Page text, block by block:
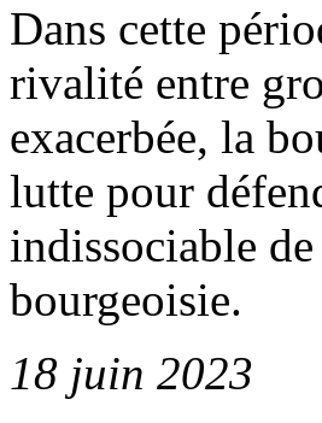
Dans cette
rivalité entre
exacerbée, la
lutte pour
indissociable
bourgeoisie.
18 juin 2023